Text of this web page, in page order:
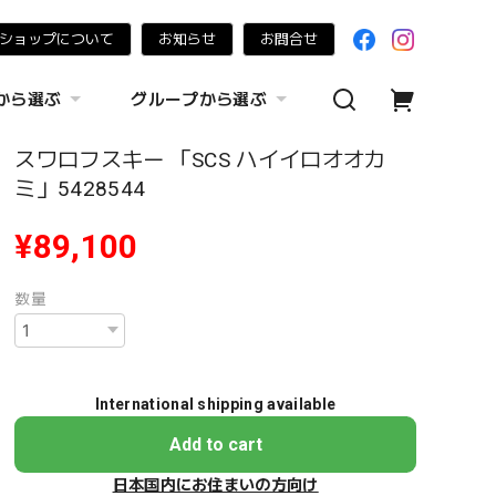
ョップについて お知らせ お問合せ
ら選ぶ グループから選ぶ
スワロフスキー 「SCS ハイイロオオカ
ミ」5428544
¥89,100
数量
International shipping available
Add to cart
日本国内にお住まいの方向け